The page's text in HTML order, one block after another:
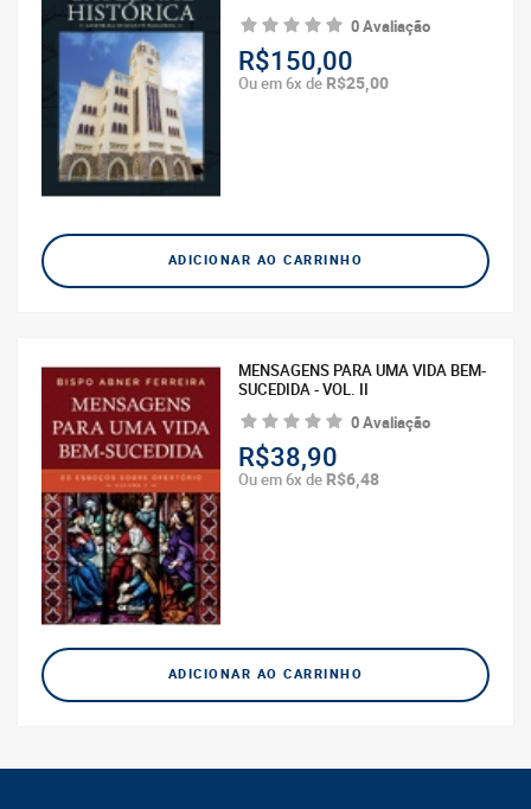
0 Avaliação
R$150,00
Ou em 6x de R$25,00
ADICIONAR AO CARRINHO
MENSAGENS PARA UMA VIDA BEM-
SUCEDIDA - VOL. II
0 Avaliação
R$38,90
Ou em 6x de R$6,48
ADICIONAR AO CARRINHO